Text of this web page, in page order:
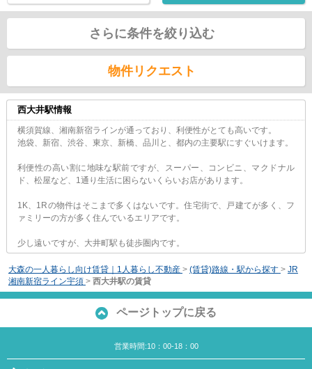
さらに条件を絞り込む
物件リクエスト
西大井駅情報
横須賀線、湘南新宿ラインが通っており、利便性がとても高いです。
池袋、新宿、渋谷、東京、新橋、品川と、都内の主要駅にすぐいけます。
利便性の高い割に地味な駅前ですが、スーパー、コンビニ、マクドナル
ド、松屋など、1通り生活に困らないくらいお店があります。
1K、1Rの物件はそこまで多くはないです。住宅街で、戸建てが多く、フ
ァミリーの方が多く住んでいるエリアです。
少し遠いですが、大井町駅も徒歩圏内です。
大森の一人暮らし向け賃貸｜1人暮らし不動産 > (賃貸)路線・駅から探す > JR
湘南新宿ライン宇須 > 西大井駅の賃貸
ページトップに戻る
営業時間:10：00-18：00